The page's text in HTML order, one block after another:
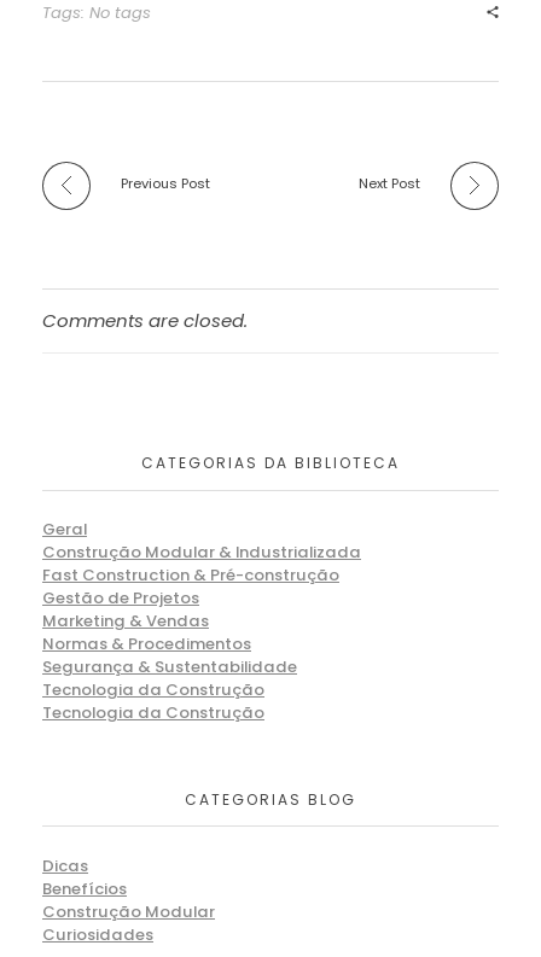
Tags: No tags
Previous Post Next Post
Comments are closed.
CATEGORIAS DA BIBLIOTECA
Geral
Construção Modular & Industrializada
Fast Construction & Pré-construção
Gestão de Projetos
Marketing & Vendas
Normas & Procedimentos
Segurança & Sustentabilidade
Tecnologia da Construção
Tecnologia da Construção
CATEGORIAS BLOG
Dicas
Benefícios
Construção Modular
Curiosidades